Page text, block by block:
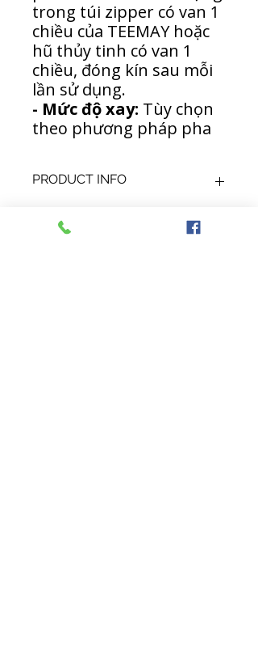
trong túi zipper có van 1
chiều của TEEMAY hoặc
hũ thủy tinh có van 1
chiều, đóng kín sau mỗi
lần sử dụng.
- Mức độ xay: Tùy chọn
theo phương pháp pha
PRODUCT INFO